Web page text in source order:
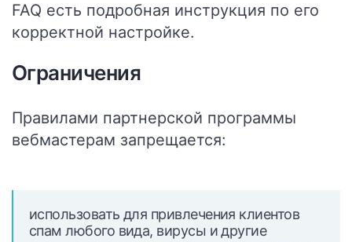
FAQ есть подробная инструкция по его
корректной настройке.
Ограничения
Правилами партнерской программы
вебмастерам запрещается:
использовать для привлечения клиентов
спам любого вида, вирусы и другие